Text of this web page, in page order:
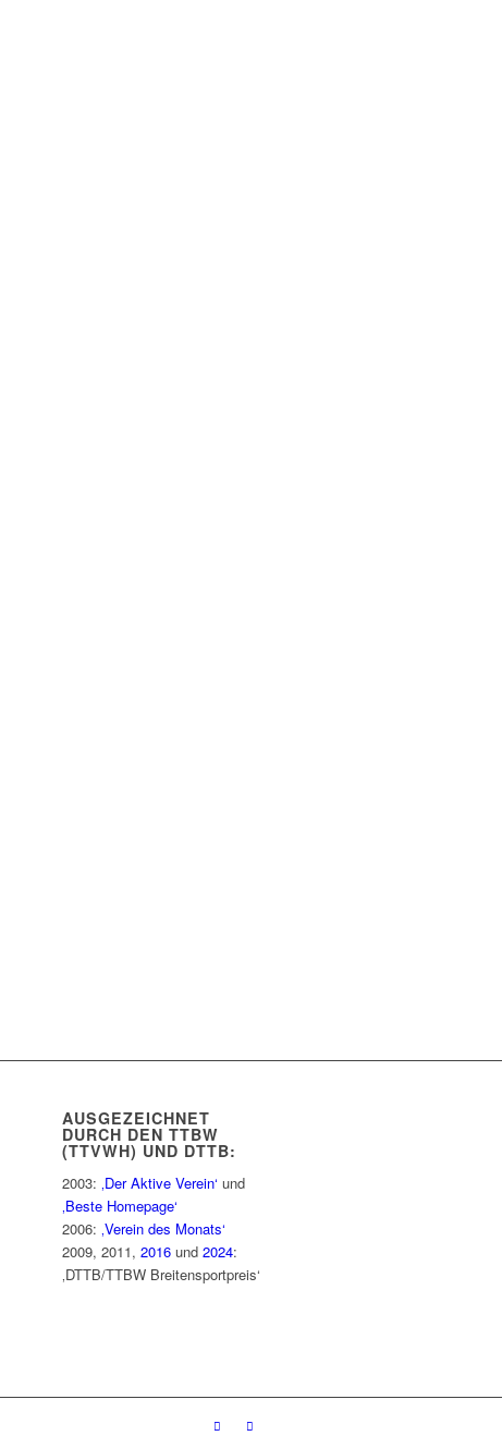
AUSGEZEICHNET
DURCH DEN TTBW
(TTVWH) UND DTTB:
2003:‚Der Aktive Verein‘ und
‚Beste Homepage‘
2006:‚Verein des Monats‘
2009, 2011,2016 und2024:
‚DTTB/TTBW Breitensportpreis‘